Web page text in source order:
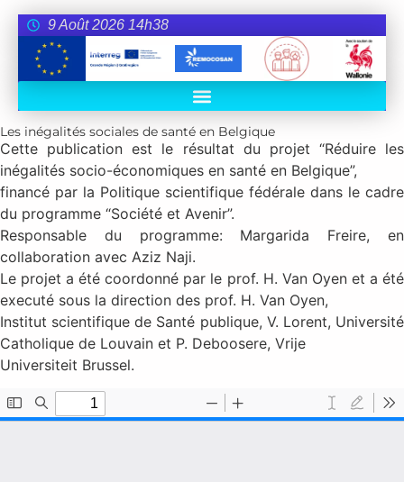
9 Août 2026 14h38
Les inégalités sociales de santé en Belgique
Cette publication est le résultat du projet “Réduire les
inégalités socio-économiques en santé en Belgique”,
financé par la Politique scientifique fédérale dans le cadre
du programme “Société et Avenir”.
Responsable du programme: Margarida Freire, en
collaboration avec Aziz Naji.
Le projet a été coordonné par le prof. H. Van Oyen et a été
executé sous la direction des prof. H. Van Oyen,
Institut scientifique de Santé publique, V. Lorent, Université
Catholique de Louvain et P. Deboosere, Vrije
Universiteit Brussel.